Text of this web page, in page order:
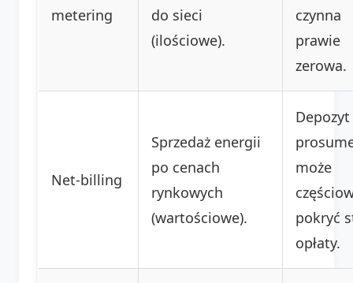
metering
do sieci
(ilościowe).
czynna
prawie
zerowa.
Net-billing
Sprzedaż energii
po cenach
rynkowych
(wartościowe).
Depozyt
może
pokryć
opłaty.